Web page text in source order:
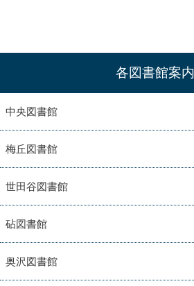
各図書館案内
中央図書館
梅丘図書館
世田谷図書館
砧図書館
奥沢図書館